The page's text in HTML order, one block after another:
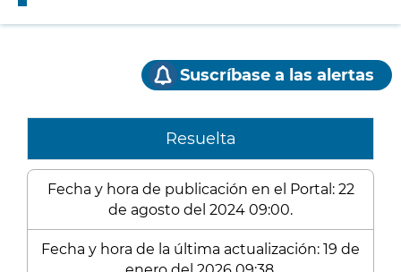
Suscríbase a las alertas
Resuelta
Fecha y hora de publicación en el Portal: 22
de agosto del 2024 09:00.
Fecha y hora de la última actualización: 19 de